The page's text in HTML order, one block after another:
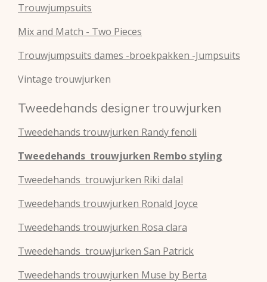
Trouwjumpsuits
Mix and Match - Two Pieces
Trouwjumpsuits dames -broekpakken -Jumpsuits
Vintage trouwjurken
Tweedehands designer trouwjurken
Tweedehands trouwjurken Randy fenoli
Tweedehands trouwjurken Rembo styling
Tweedehands trouwjurken Riki dalal
Tweedehands trouwjurken Ronald Joyce
Tweedehands trouwjurken Rosa clara
Tweedehands trouwjurken San Patrick
Tweedehands trouwjurken Muse by Berta